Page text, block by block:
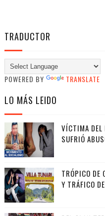
TRADUCTOR
POWERED BY TRANSLATE
LO MÁS LEIDO
VÍCTIMA DEL
SUFRIÓ
TRÓPICO DE
Y TRÁFICO